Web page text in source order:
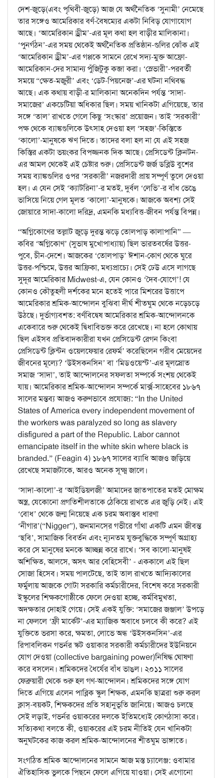
দেশ-জুড়ে(এবং পৃথিবী-জুড়ে) আজ যে অর্থনৈতিক ‘সুনামী’ নেমেছে
তার সঙ্গেও আমেরিকার বর্ণ-বৈষম্যের একটা নিবিড় যোগাযোগ
আছে। ‘আমেরিকান ড্রীম’-এর মূল কথা হল বাড়ীর মালিকানা।
‘পুনর্গঠন’-এর সময় থেকেই অর্থনৈতিক প্রতিষ্ঠান-গুলির ঝোঁক এই
‘আমেরিকান ড্রীম’-এর গপ্পকে সামনে রেখে সদ্য-মুক্ত আফ্রো-
আমেরিকান-দের সামান্য পুঁজিটুকু কব্জা করা। ‘স্লেভারী’-পরবর্তী
সময়ে “ক্ষেত-মজুরী’ এবং ‘ডেট-পিয়নেজ’-এর ঘটনা নথিবদ্ধ
আছে। এক কথায় বাড়ী-র মালিকানা অনেকদিন পর্যন্ত ‘সাদা-
সমাজের’ একচেটিয়া অধিকার ছিল। সময় খানিকটা এগিয়েছে, তার
সঙ্গে ‘তাল’ রাখতে গেলে কিছু ‘সংস্কার’ প্রয়োজন। তাই ‘সরকারী’
পক্ষ থেকে ব্যাঙ্কগুলিকে উৎসাহ দেওয়া হল ‘সহজ’-কিস্তিতে
‘কালো’-মানুষকে ঋণ দিতে। তাদের বলা হল না যে এই সহজ
কিস্তির একটা ভয়ংকর বিপজ্জনক দিক আছে। প্রেসিডেন্ট ক্লিনটন-
এর আমল থেকেই এই চেষ্টার শুরু। প্রেসিডেন্ট জর্জ ডব্লিউ বুশের
সময় ব্যাঙ্কগুলির ওপর ‘সরকারী’ নজরদারী প্রায় সম্পূর্ণ তুলে দেওয়া
হল। এ যেন সেই ‘ক্যাটরিনা’-র মতই, দুর্বল ‘লেভি’-র বাঁধ ভেঙে
ভাসিয়ে নিয়ে গেল মূলত ‘কালো’-মানুষকে। আজকে অবশ্য সেই
জোয়ারে সাদা-কালো দরিদ্র, এমনকি মধ্যবিত্ত-জীবন পর্যন্ত বিপন্ন।
“অগ্নিকোণের তল্লাট জুড়ে দুরন্ত ঝড়ে তোলপাড় কালাপানি” —
কবির ‘অগ্নিকোণ’ (সুভাষ মুখোপাধ্যায়) ছিল ভারতবর্ষের উত্তর-
পুবে, চীন-দেশে। আজকের ‘তোলপাড়’ ঈশান-কোণ থেকে ঘুরে
উত্তর-পশ্চিমে, উত্তর আফ্রিকা, মধ্যপ্রাচ্যে। সেই ঢেউ এসে লাগছে
সুদূর আমেরিকার Midwest-এ, যেন কোনও ‘দৈব-যোগে’! যে
কোনও কৌতুহলী দর্শকের মনে হতেই পারে মিশরের উত্তাপে
আমেরিকার শ্রমিক-আন্দোলন বুঝিবা দীর্ঘ শীতঘুম থেকে নড়েচড়ে
উঠছে। দুর্ভাগ্যবশত: বর্ণবিদ্বেষ আমেরিকার শ্রমিক-আন্দোলনকে
একেবারে শুরু থেকেই দ্বিধাবিভক্ত করে রেখেছে। না হলে কোথায়
ছিল এইসব প্রতিবাদকারীরা যখন প্রেসিডেন্ট রেগন কিংবা
প্রেসিডেন্ট ক্লিন্টন ওয়েলফেয়ার রেফর্ম’ করেছিলেন গরীব মেয়েদের
জীবনের মূল্যে? ‘উইসকনসিন’ বা ‘মিডওয়েস্ট’-এর মূলস্রোত
সমাজ ‘সাদা’, তাই আন্দোলনের সফলতা সম্পর্কে সংশয় থেকেই
যায়। আমেরিকার শ্রমিক-আন্দোলন সম্পর্কে মার্ক্স-সাহেবের ১৮৬৭
সালের মন্তব্য আজও করুণভাবে প্রযোজ্য: “In the United
States of America every independent movement of
the workers was paralyzed so long as slavery
disfigured a part of the Republic. Labor cannot
emancipate itself in the white skin where black is
branded.” (Feagin 4) ১৮৬৭ সালের ব্যাধি আজও জড়িয়ে
রেখেছে সমাজটাকে, আরও অনেক সূক্ষ্ম জালে।
‘সাদা-কালো’-র ‘আইডিয়লজী’ আমাদের জাতপাতের মতই মোক্ষম
অস্ত্র, যেকোনো প্রগতিশীলতাকে ঠেকিয়ে রাখতে এর জুড়ি নেই। এই
‘বোধ’ থেকে জন্ম নিয়েছে এক চরম অবাস্তব ধারণা
‘নীগার’(“Nigger”), জনমানসে্র গভীরে গাঁথা একটি এমন জীবন্ত
‘ছবি’, সামাজিক বিবর্তন এবং ন্যূনতম যুক্তবুদ্ধিকে সম্পূর্ণ অগ্রাহ্য
করে সে মানুষের মনকে আচ্ছন্ন করে রাখে। ‘সব কালো-মানুষই
অশিক্ষিত, আলসে, অসৎ আর বেহিসেবী’ - এককালে এই ছিল
সোজা হিসেব। সময় পালটেছে, তাই তাল রাখতে আদ্যিকালের
ফর্মুলায় আজকে গোটা সরকারি কর্মচারীদের, বিশেষ করে সরকারী
ইস্কুলের শিক্ষকগোষ্ঠীকে ফেলে দেওয়া হচ্ছে, কর্মবিমুখতা,
অদক্ষতার দোহাই গেয়ে। সেই একই যুক্তি: ‘সমাজের জঞ্জাল’ উপড়ে
না ফেললে ‘ফ্রী মার্কেট’-এর ম্যাজিক অবাধে চলবে কী করে? এই
যুক্তিতে ভরসা করে, ক্ষমতা, লোভে অন্ধ ‘উইসকনসিন’-এর
রিপাবলিকন গভর্নর স্কট ওয়াকার সরকারী কর্মচারীদের ইউনিয়নে
যোগ দেওয়া (collective bargaining power)নিষিদ্ধ ঘোষণা
করে বসলেন। শ্রমিকদের ধৈর্যের বাঁধ ভাঙল। ২০১১ সালের
ফেব্রুয়ারী থেকে শুরু হল গণ-আন্দোলন। শ্রমিকদের সঙ্গে যোগ
দিতে এগিয়ে এলেন পাব্লিক স্কুল শিক্ষক, এমনকি ছাত্ররা শুরু করল
ক্লাস্-বয়কট, শিক্ষকদের প্রতি সহানুভূতি জানিয়ে। আজও চলছে
সেই লড়াই, গভর্নর ওয়াকরের দলকে ইতিমধ্যেই কোণঠাসা করে।
সত্যিকথা বলতে কী, ওয়াকরের এই চরম নীতিই যেন খানিকটা
অনুঘটকের কাজ করল শ্রমিক-আন্দোলনের শীতঘুম ভাঙ্গাতে।
সংগঠিত শ্রমিক আন্দোলনের সামনে আজ মস্ত চ্যালেঞ্জ: ওবামার
ঐতিহাসিক ভুলকে পিছনে ফেলে এগিয়ে যাওয়া। সেই এগোনো